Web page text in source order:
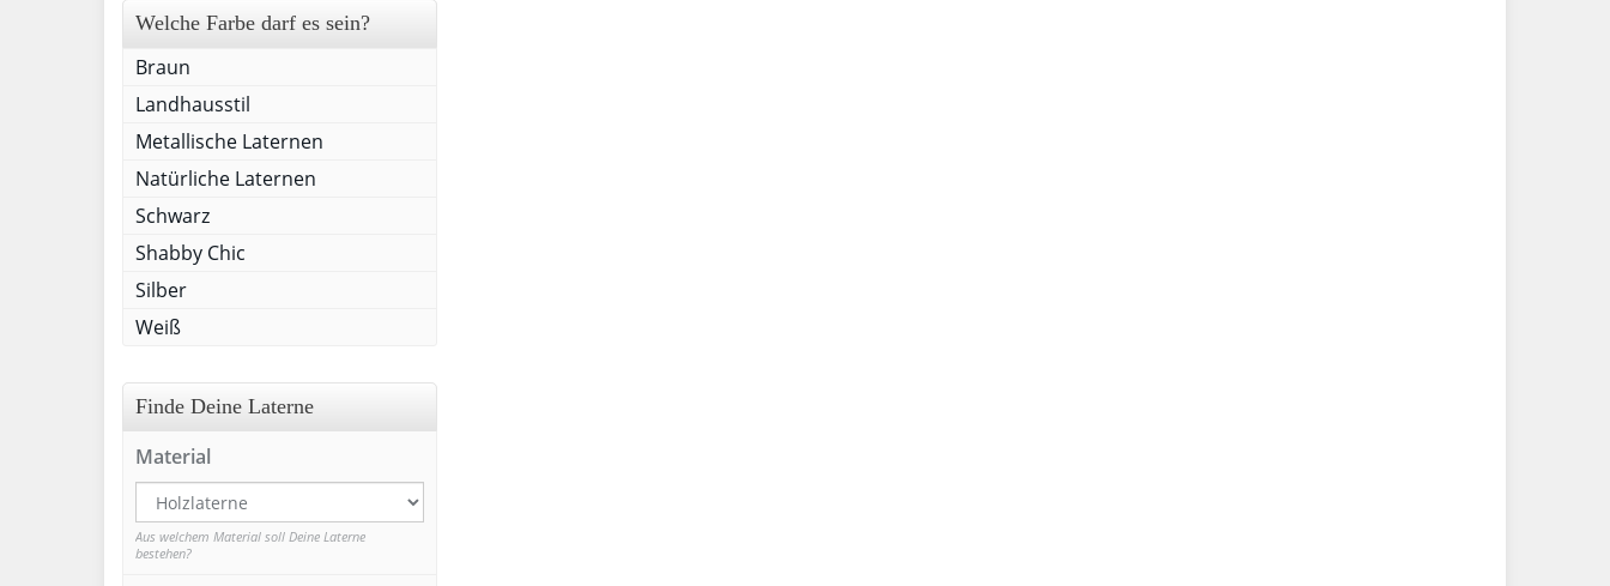
Welche Farbe darf es sein?
Braun
Landhausstil
Metallische Laternen
Natürliche Laternen
Schwarz
Shabby Chic
Silber
Weiß
Finde Deine Laterne
Material
Aus welchem Material soll Deine Laterne
bestehen?